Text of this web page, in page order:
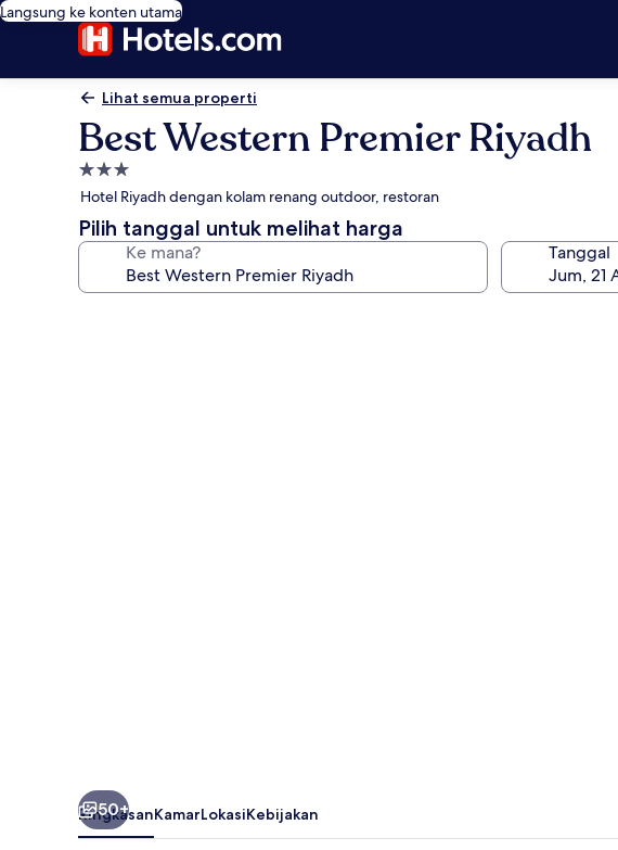
Langsung ke konten utama
Lihat semua properti
Best Western Premier Riyadh
Properti
bintang
3.0
Hotel Riyadh dengan kolam renang outdoor, restoran
Pilih tanggal untuk melihat harga
Ke mana? Tanggal
50+
RingkasanKamarLokasiKebijakan